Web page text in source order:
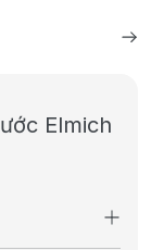
Elmich